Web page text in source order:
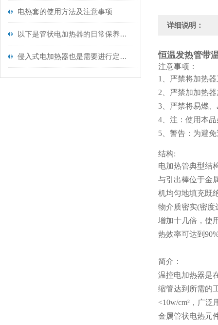
电热套的使用方法及注意事项
以下是管状电加热器的日常保养建议
侵入式电加热器也是需要进行定期保养的
详细说明：
恒温发热管带
注意事项：
1、严禁将加热
2、严禁加加热
3、严禁将易燃
4、注：使用本
5、警告：为避
结构:
电加热管典型结
与引出棒位于金
机均匀地填充既
物介质密实(密度
增加十几倍，使
热效率可达到
简介：
温控电加热器是
缩管达到所需的
<10w/cm²，广
金属管状电热元